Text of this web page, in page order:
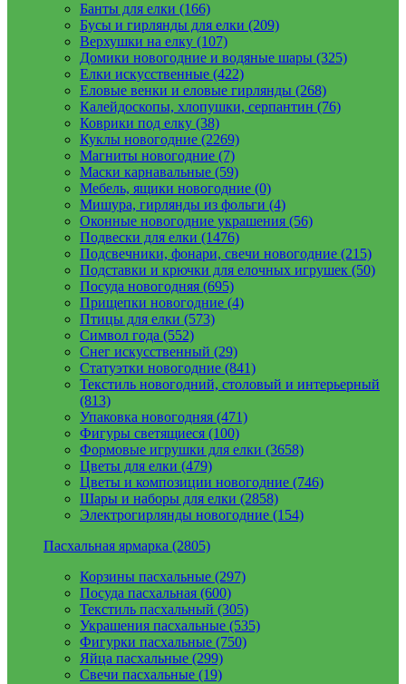
Банты для елки (166)
Бусы и гирлянды для елки (209)
Верхушки на елку (107)
Домики новогодние и водяные шары (325)
Елки искусственные (422)
Еловые венки и еловые гирлянды (268)
Калейдоскопы, хлопушки, серпантин (76)
Коврики под елку (38)
Куклы новогодние (2269)
Магниты новогодние (7)
Маски карнавальные (59)
Мебель, ящики новогодние (0)
Мишура, гирлянды из фольги (4)
Оконные новогодние украшения (56)
Подвески для елки (1476)
Подсвечники, фонари, свечи новогодние (215)
Подставки и крючки для елочных игрушек (50)
Посуда новогодняя (695)
Прищепки новогодние (4)
Птицы для елки (573)
Символ года (552)
Снег искусственный (29)
Статуэтки новогодние (841)
Текстиль новогодний, столовый и интерьерный
(813)
Упаковка новогодняя (471)
Фигуры светящиеся (100)
Формовые игрушки для елки (3658)
Цветы для елки (479)
Цветы и композиции новогодние (746)
Шары и наборы для елки (2858)
Электрогирлянды новогодние (154)
Пасхальная ярмарка (2805)
Корзины пасхальные (297)
Посуда пасхальная (600)
Текстиль пасхальный (305)
Украшения пасхальные (535)
Фигурки пасхальные (750)
Яйца пасхальные (299)
Свечи пасхальные (19)